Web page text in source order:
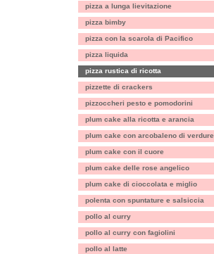
pizza a lunga lievitazione
pizza bimby
pizza con la scarola di Pacifico
pizza liquida
pizza rustica di ricotta
pizzette di crackers
pizzoccheri pesto e pomodorini
plum cake alla ricotta e arancia
plum cake con arcobaleno di verdure
plum cake con il cuore
plum cake delle rose angelico
plum cake di cioccolata e miglio
polenta con spuntature e salsiccia
pollo al curry
pollo al curry con fagiolini
pollo al latte